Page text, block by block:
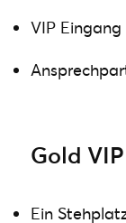
VIP Eingang
Gold
Ein